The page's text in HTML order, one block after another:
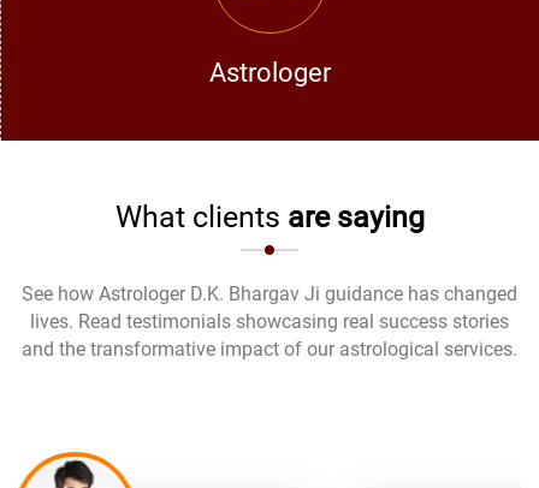
Astrologer
What clients are saying
See how Astrologer D.K. Bhargav Ji guidance has changed
lives. Read testimonials showcasing real success stories
and the transformative impact of our astrological services.